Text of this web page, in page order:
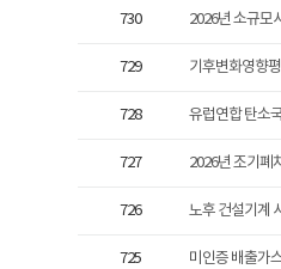
730 2026년 소규모
729 기후변화영향
728 유럽연합 탄소
727 2026년 조기폐
726 노후 건설기계
725 미인증 배출가